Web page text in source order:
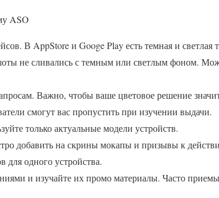
ASO
В AppStore и Googe Play есть темная и
не сливались с темным или светлым фоном.
Важно, чтобы ваше цветовое решение
смогут вас пропустить при изучении выдачи.
только актуальные модели устройств.
добавить на скрины мокапы и призывы к
для одного устройства.
и изучайте их промо материалы. Часто